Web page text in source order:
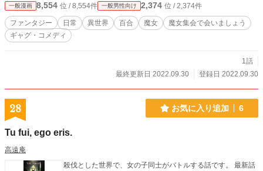
一般漫画 8,554 位 / 8,554件 一般男性向け 2,374 位 / 2,374件
ファンタジー 日常 異世界 百合 魔女
魔女集会で会いましょう
ギャグ・コメディ
1話
最終更新日 2022.09.30
登録日 2022.09.30
28 お気に入り追加 6
Tu fui, ego eris.
高遠庵
殺伐とした世界で、女の子同士がバトルする話です。 最新話